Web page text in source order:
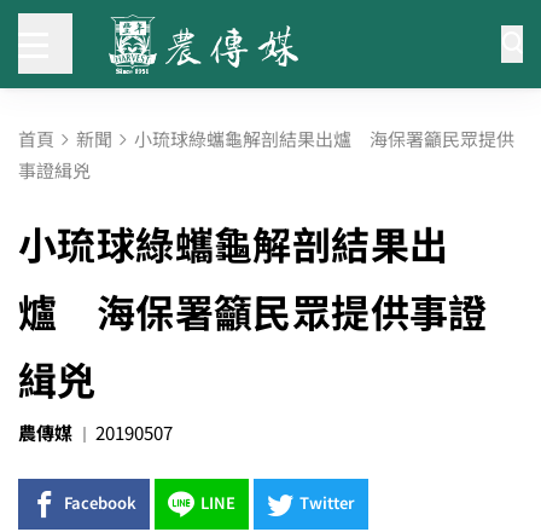
首頁 新聞 小琉球綠蠵龜解剖結果出爐 海保署籲民眾提供
事證緝兇
小琉球綠蠵龜解剖結果出
爐 海保署籲民眾提供事證
緝兇
農傳媒 20190507
Facebook LINE Twitter